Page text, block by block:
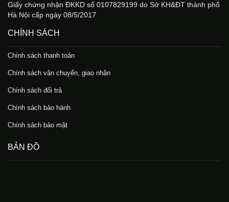
Giấy chứng nhận ĐKKD số 0107829199 do Sở KH&ĐT thành phố
Hà Nội cấp ngày 08/5/2017
CHÍNH SÁCH
Chính sách thanh toán
Chính sách vận chuyển, giao nhận
Chính sách đổi trả
Chính sách bảo hành
Chính sách bảo mật
BẢN ĐỒ